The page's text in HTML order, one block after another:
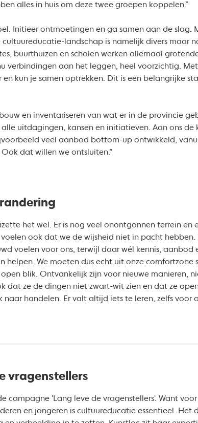
alles in huis om deze twee groepen koppelen.”
Initieer ontmoetingen en ga samen aan de slag.
landschap is namelijk divers maar
buurthuizen en scholen werken allemaal
verbindingen aan het leggen, heel voorzichtig.
kun je samen optrekken. Dit is een belangrijke
en inventariseren van wat er in de provincie
uitdagingen, kansen en initiatieven. Aan ons
veel aanbod bottom-up ontwikkeld,
dat willen we ontsluiten.”
het wel. Er is nog veel onontgonnen terrein en
voelen ook dat we de wijsheid niet in pacht
voelen voor ons, terwijl daar wél kennis,
helpen. We moeten dus echt uit onze comfortzone
blik. Ontvankelijk zijn voor nieuwe manieren,
dat ze de dingen niet zwart-wit zien en dat ze
handelen. Er valt altijd iets te leren, zelfs voor
vragenstellers
campagne 'Lang leve de vragenstellers'. Want
en jongeren is cultuureducatie essentieel.